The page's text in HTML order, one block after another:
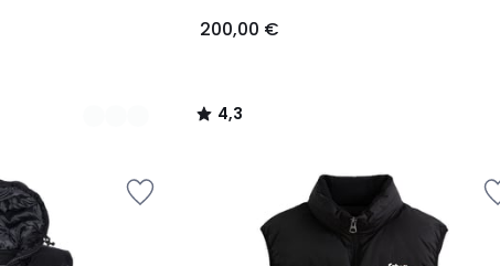
200,00 €
4,3
/